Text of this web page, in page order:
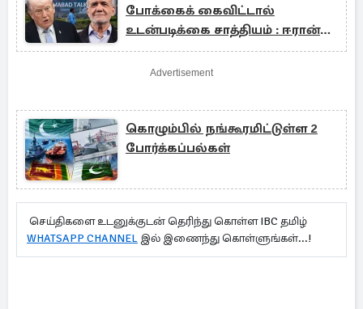
போக்கைக் கைவிட்டால்
உடன்படிக்கை சாத்தியம் : ஈரான்
ஜனாதிபதி
Advertisement
கொழும்பில் நங்கூரமிட்டுள்ள 2
போர்க்கப்பல்கள்
செய்திகளை உடனுக்குடன் தெரிந்து கொள்ள IBC தமிழ்
WHATSAPP CHANNEL இல் இணைந்து கொள்ளுங்கள்...!